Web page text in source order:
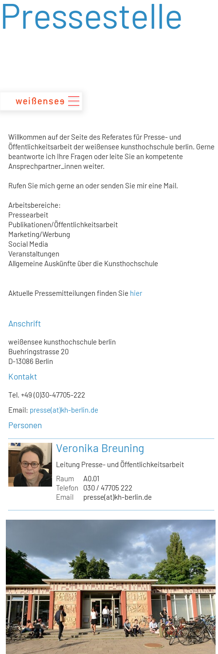
zum
Inhalt
Pressestelle
Willkommen auf der Seite des Referates für Presse- und
Öffentlichkeitsarbeit der weißensee kunsthochschule berlin. Gerne
beantworte ich Ihre Fragen oder leite Sie an kompetente
Ansprechpartner_innen weiter.
Rufen Sie mich gerne an oder senden Sie mir eine Mail.
Arbeitsbereiche:
Pressearbeit
Publikationen/Öffentlichkeitsarbeit
Marketing/Werbung
Social Media
Veranstaltungen
Allgemeine Auskünfte über die Kunsthochschule
Aktuelle Pressemitteilungen finden Sie hier
Anschrift
weißensee kunsthochschule berlin
Buehringstrasse 20
D-13086 Berlin
Kontakt
Tel. +49 (0)30-47705-222
Email: presse(at)kh-berlin.de
Personen
Veronika Breuning
Leitung Presse- und Öffentlichkeitsarbeit
Raum
A0.01
Telefon
030 / 47705 222
Email
presse(at)kh-berlin.de